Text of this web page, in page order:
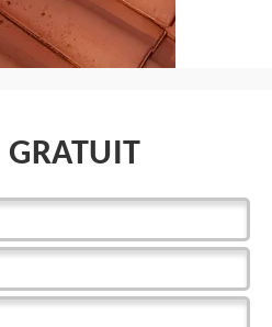
GRATUIT